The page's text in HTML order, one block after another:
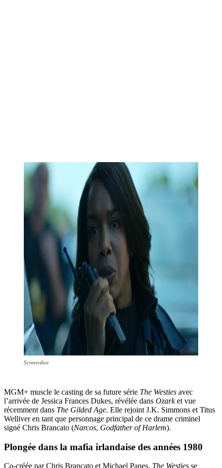
Screenshot
MGM+ muscle le casting de sa future série The Westies avec
l’arrivée de Jessica Frances Dukes, révélée dans Ozarket vue
récemment dans The Gilded Age. Elle rejoint J.K. Simmons et Titus
Welliver en tant que personnage principal de ce drame criminel
signé Chris Brancato (Narcos, Godfather of Harlem).
Plongée dans la mafia irlandaise des années 1980
Co-créée par Chris Brancato et Michael Panes, The Westies se